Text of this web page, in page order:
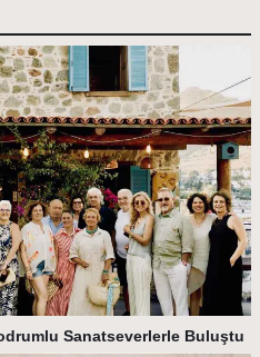
Sanatseverlerle Buluştu